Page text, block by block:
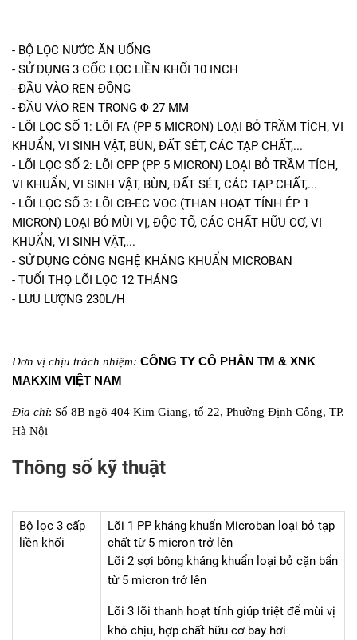
- BỘ LỌC NƯỚC ĂN UỐNG
- SỬ DỤNG 3 CỐC LỌC LIỀN KHỐI 10 INCH
- ĐẦU VÀO REN ĐỒNG
- ĐẦU VÀO REN TRONG Φ 27 MM
- LÕI LỌC SỐ 1: LÕI FA (PP 5 MICRON) LOẠI BỎ TRẦM TÍCH, VI
KHUẨN, VI SINH VẬT, BÙN, ĐẤT SÉT, CÁC TẠP CHẤT,...
- LÕI LỌC SỐ 2: LÕI CPP (PP 5 MICRON) LOẠI BỎ TRẦM TÍCH,
VI KHUẨN, VI SINH VẬT, BÙN, ĐẤT SÉT, CÁC TẠP CHẤT,...
- LÕI LỌC SỐ 3: LÕI CB-EC VOC (THAN HOẠT TÍNH ÉP 1
MICRON) LOẠI BỎ MÙI VỊ, ĐỘC TỐ, CÁC CHẤT HỮU CƠ, VI
KHUẨN, VI SINH VẬT,...
- SỬ DỤNG CÔNG NGHỆ KHÁNG KHUẨN MICROBAN
- TUỔI THỌ LÕI LỌC 12 THÁNG
- LƯU LƯỢNG 230L/H
Đơn vị chịu trách nhiệm: CÔNG TY CỔ PHẦN TM & XNK
MAKXIM VIỆT NAM
Địa chỉ: Số 8B ngõ 404 Kim Giang, tổ 22, Phường Định Công, TP.
Hà Nội
Thông số kỹ thuật
Bộ lọc 3 cấp
liền khối
Lõi 1 PP kháng khuẩn Microban loại bỏ tạp
chất từ 5 micron trở lên
Lõi 2 sợi bông kháng khuẩn loại bỏ cặn bẩn
từ 5 micron trở lên
Lõi 3 lõi thanh hoạt tính giúp triệt để mùi vị
khó chịu, hợp chất hữu cơ bay hơi